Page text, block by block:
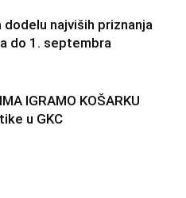
dodelu najviših priznanja
do 1. septembra
IGRAMO KOŠARKU
u GKC